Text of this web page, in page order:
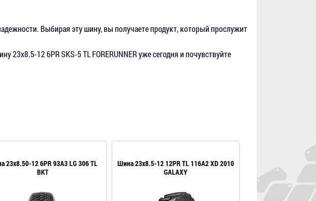
Выбирая эту шину, вы получаете продукт, который прослужит
23x8.5-12 6PR SKS-5 TL FORERUNNER уже сегодня и почувствуйте
23x8.50-12 6PR 93A3 LG 306 TL
BKT
Шина 23x8.5-12 12PR TL 116A2 XD 2010
GALAXY
Шина 23x8.5-12